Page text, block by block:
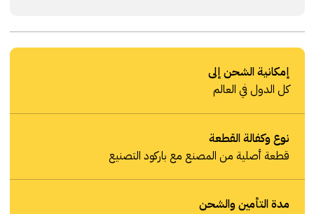
إمكانية الشحن إلى
كل الدول في العالم
نوع وكفالة القطعة
قطعة أصلية من المصنع مع باركود التصنيع
مدة التأمين والشحن